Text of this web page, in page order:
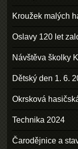
Kroužek malých
Oslavy 120 let
Návštěva školky
Dětský den 1. 6.
Okrsková
Technika 2024
Čarodějnice a